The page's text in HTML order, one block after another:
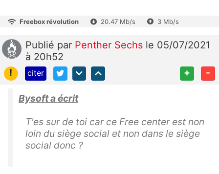
Freebox révolution 20.47 Mb/s 3 Mb/s
Publié par Penther Sechs le 05/07/2021
à 20h52
!
citer + -
Bysoft a écrit
T'es sur de toi car ce Free center est non
loin du siège social et non dans le siège
social donc ?